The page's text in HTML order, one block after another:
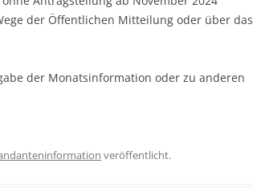
der Öffentlichen Mitteilung oder über das
der Monatsinformation oder zu anderen
veröffentlicht.